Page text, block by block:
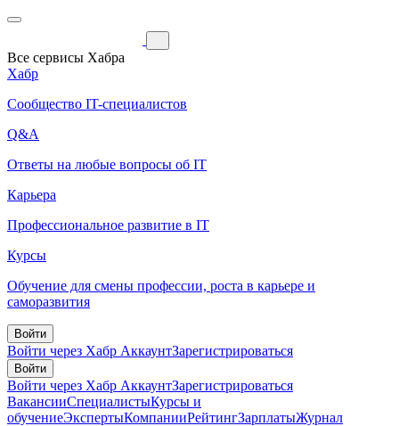
Все сервисы Хабра
Хабр
Сообщество IT-специалистов
Q&A
Ответы на любые вопросы об IT
Карьера
Профессиональное развитие в IT
Курсы
Обучение для смены профессии, роста в карьере и
саморазвития
Войти
Войти через Хабр АккаунтЗарегистрироваться
Войти
Войти через Хабр АккаунтЗарегистрироваться
ВакансииСпециалистыКурсы и
обучениеЭкспертыКомпанииРейтингЗарплатыЖурнал